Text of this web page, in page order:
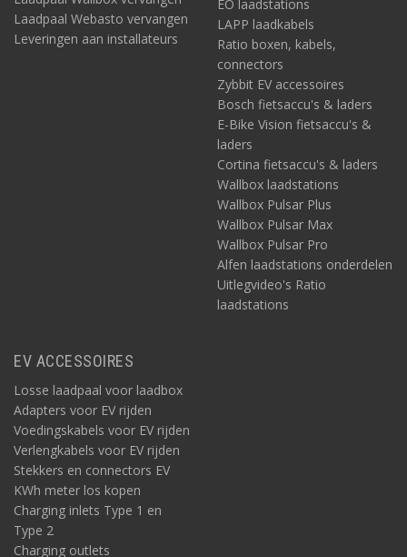
Laadpaal Webasto vervangen
Leveringen aan installateurs
EO laadstations
LAPP laadkabels
Ratio boxen, kabels,
connectors
Zybbit EV accessoires
Bosch fietsaccu's & laders
E-Bike Vision fietsaccu's &
laders
Cortina fietsaccu's & laders
Wallbox laadstations
Wallbox Pulsar Plus
Wallbox Pulsar Max
Wallbox Pulsar Pro
Alfen laadstations onderdelen
Uitlegvideo's Ratio
laadstations
EV ACCESSOIRES
Losse laadpaal voor laadbox
Adapters voor EV rijden
Voedingskabels voor EV rijden
Verlengkabels voor EV rijden
Stekkers en connectors EV
KWh meter los kopen
Charging inlets Type 1 en
Type 2
Charging outlets